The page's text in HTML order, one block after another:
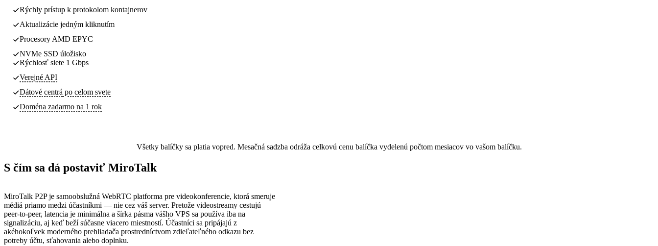
Rýchly prístup k protokolom kontajnerov
Aktualizácie jedným kliknutím
Procesory AMD EPYC
NVMe SSD úložisko
Rýchlosť siete 1 Gbps
Verejné API
Dátové centrá po celom svete
Doména zadarmo na 1 rok
Všetky balíčky sa platia vopred. Mesačná sadzba odráža celkovú cenu balíčka vydelenú počtom mesiacov vo vašom balíčku.
S čím sa dá postaviť MiroTalk
MiroTalk P2P je samoobslužná WebRTC platforma pre videokonferencie, ktorá smeruje
médiá priamo medzi účastníkmi — nie cez váš server. Pretože videostreamy cestujú
peer-to-peer, latencia je minimálna a šírka pásma vášho VPS sa používa iba na
signalizáciu, aj keď beží súčasne viacero miestností. Účastníci sa pripájajú z
akéhokoľvek moderného prehliadača prostredníctvom zdieľateľného odkazu bez
potreby účtu, sťahovania alebo doplnku.